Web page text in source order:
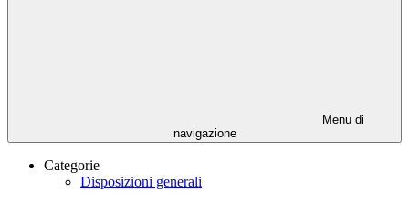
Menu di
navigazione
Categorie
Disposizioni generali